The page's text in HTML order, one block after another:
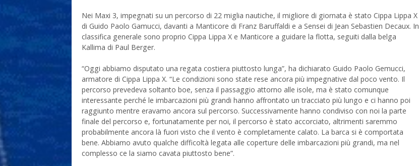
Nei Maxi 3, impegnati su un percorso di 22 miglia nautiche, il migliore di giornata è stato Cippa Lippa X
di Guido Paolo Gamucci, davanti a Manticore di Franz Baruffaldi e a Sensei di Jean Sebastien Decaux. In
classifica generale sono proprio Cippa Lippa X e Manticore a guidare la flotta, seguiti dalla belga
Kallima di Paul Berger.
“Oggi abbiamo disputato una regata costiera piuttosto lunga”, ha dichiarato Guido Paolo Gemucci,
armatore di Cippa Lippa X. “Le condizioni sono state rese ancora più impegnative dal poco vento. Il
percorso prevedeva soltanto boe, senza il passaggio attorno alle isole, ma è stato comunque
interessante perché le imbarcazioni più grandi hanno affrontato un tracciato più lungo e ci hanno poi
raggiunto mentre eravamo ancora sul percorso. Successivamente hanno condiviso con noi la parte
finale del percorso e, fortunatamente per noi, il percorso è stato accorciato, altrimenti saremmo
probabilmente ancora là fuori visto che il vento è completamente calato. La barca si è comportata
bene. Abbiamo avuto qualche difficoltà legata alle coperture delle imbarcazioni più grandi, ma nel
complesso ce la siamo cavata piuttosto bene”.